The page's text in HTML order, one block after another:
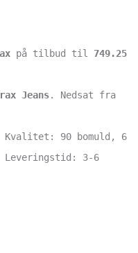
på tilbud til 749.25
Jeans. Nedsat fra
Kvalitet: 90 bomuld, 6
Leveringstid: 3-6